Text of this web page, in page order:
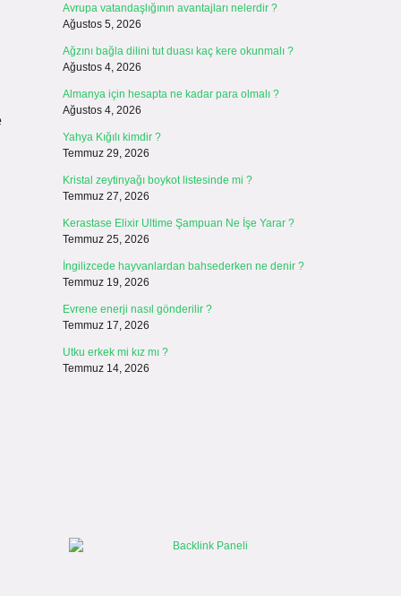
Avrupa vatandaşlığının avantajları nelerdir ?
Ağustos 5, 2026
Ağzını bağla dilini tut duası kaç kere okunmalı ?
Ağustos 4, 2026
Almanya için hesapta ne kadar para olmalı ?
Ağustos 4, 2026
Yahya Kığılı kimdir ?
Temmuz 29, 2026
Kristal zeytinyağı boykot listesinde mi ?
Temmuz 27, 2026
Kerastase Elixir Ultime Şampuan Ne İşe Yarar ?
Temmuz 25, 2026
İngilizcede hayvanlardan bahsederken ne denir ?
Temmuz 19, 2026
Evrene enerji nasıl gönderilir ?
Temmuz 17, 2026
Utku erkek mi kız mı ?
Temmuz 14, 2026